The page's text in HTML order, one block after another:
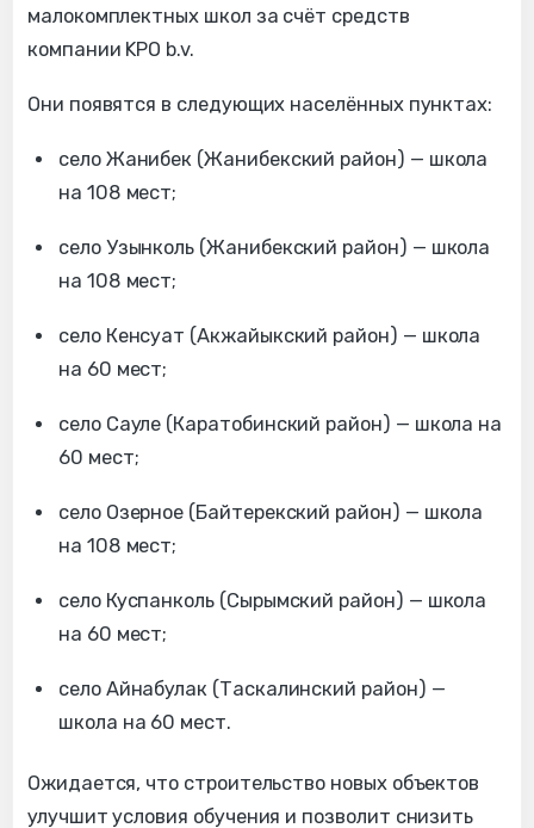
малокомплектных школ за счёт средств
компании KPO b.v.
Они появятся в следующих населённых пунктах:
село Жанибек (Жанибекский район) — школа
на 108 мест;
село Узынколь (Жанибекский район) — школа
на 108 мест;
село Кенсуат (Акжайыкский район) — школа
на 60 мест;
село Сауле (Каратобинский район) — школа на
60 мест;
село Озерное (Байтерекский район) — школа
на 108 мест;
село Куспанколь (Сырымский район) — школа
на 60 мест;
село Айнабулак (Таскалинский район) —
школа на 60 мест.
Ожидается, что строительство новых объектов
улучшит условия обучения и позволит снизить